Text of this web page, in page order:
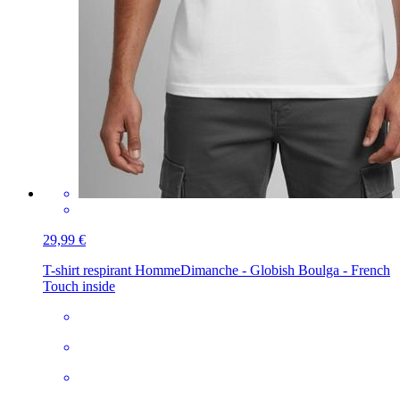
29,99 €
T-shirt respirant HommeDimanche - Globish Boulga - French
Touch inside